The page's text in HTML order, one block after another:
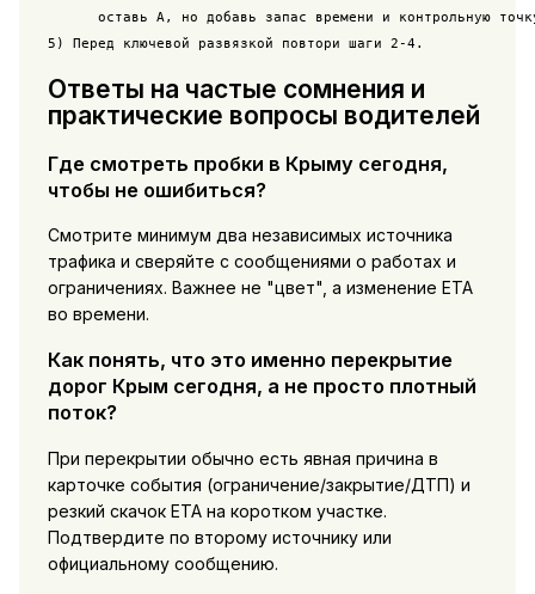
оставь A, но добавь запас времени и контрольную
5) Перед ключевой развязкой повтори шаги 2-4.
Ответы на частые сомнения и
практические вопросы водителей
Где смотреть пробки в Крыму сегодня,
чтобы не ошибиться?
Смотрите минимум два независимых источника
трафика и сверяйте с сообщениями о работах и
ограничениях. Важнее не "цвет", а изменение ETA
во времени.
Как понять, что это именно перекрытие
дорог Крым сегодня, а не просто плотный
поток?
При перекрытии обычно есть явная причина в
карточке события (ограничение/закрытие/ДТП) и
резкий скачок ETA на коротком участке.
Подтвердите по второму источнику или
официальному сообщению.